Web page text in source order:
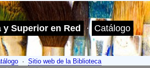
Superior en Red · Catálogo
· Sitio web de la Biblioteca